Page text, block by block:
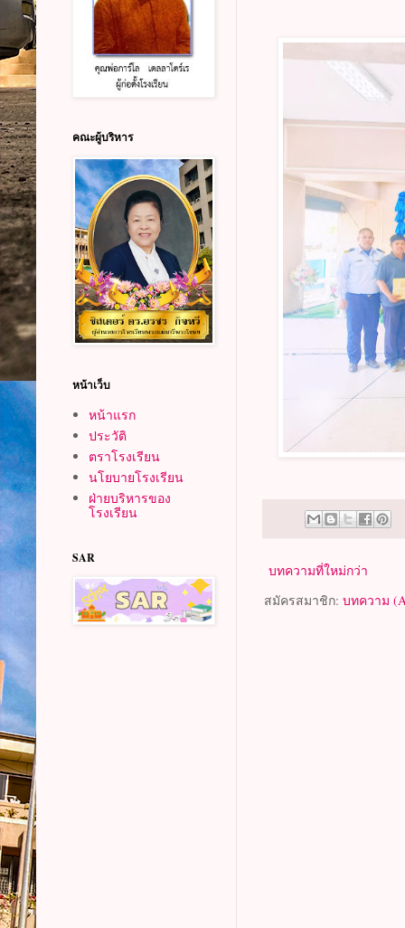
บทความที่ใหม่กว่า
สมัครสมาชิก: บทความ
คณะผู้บริหาร
หน้าเว็บ
หน้าแรก
ประวัติ
ตราโรงเรียน
นโยบายโรงเรียน
ฝ่ายบริหารของ
โรงเรียน
SAR